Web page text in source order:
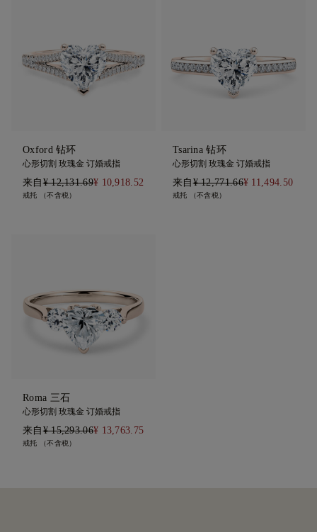
Oxford 钻环
心形切割 玫瑰金 订婚戒指
来自¥ 12,131.69¥ 10,918.52
戒托 （不含税）
Tsarina 钻环
心形切割 玫瑰金 订婚戒指
来自¥ 12,771.66¥ 11,494.50
戒托 （不含税）
Roma 三石
心形切割 玫瑰金 订婚戒指
来自¥ 15,293.06¥ 13,763.75
戒托 （不含税）